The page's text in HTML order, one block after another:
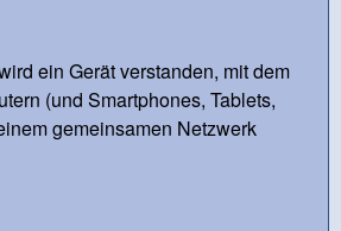
ein Gerät verstanden, mit dem
(und Smartphones, Tablets,
gemeinsamen Netzwerk